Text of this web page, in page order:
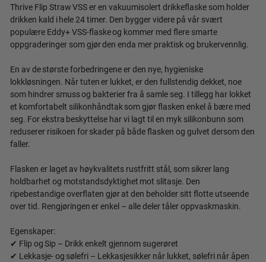
Thrive Flip Straw VSS er en vakuumisolert drikkeflaske som holder
drikken kald i hele 24 timer. Den bygger videre på vår svært
populære Eddy+ VSS-flaske og kommer med flere smarte
oppgraderinger som gjør den enda mer praktisk og brukervennlig.
En av de største forbedringene er den nye, hygieniske
lokkløsningen. Når tuten er lukket, er den fullstendig dekket, noe
som hindrer smuss og bakterier fra å samle seg. I tillegg har lokket
et komfortabelt silikonhåndtak som gjør flasken enkel å bære med
seg. For ekstra beskyttelse har vi lagt til en myk silikonbunn som
reduserer risikoen for skader på både flasken og gulvet dersom den
faller.
Flasken er laget av høykvalitets rustfritt stål, som sikrer lang
holdbarhet og motstandsdyktighet mot slitasje. Den
ripebestandige overflaten gjør at den beholder sitt flotte utseende
over tid. Rengjøringen er enkel – alle deler tåler oppvaskmaskin.
Egenskaper:
✔ Flip og Sip – Drikk enkelt gjennom sugerøret
✔ Lekkasje- og sølefri – Lekkasjesikker når lukket, sølefri når åpen